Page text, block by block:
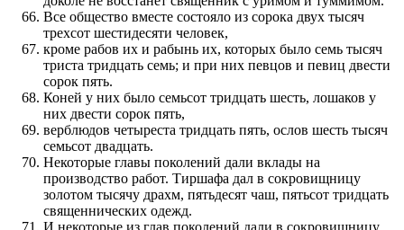
Все общество вместе состояло из сорока двух тысяч
трехсот шестидесяти человек,
кроме рабов их и рабынь их, которых было семь тысяч
триста тридцать семь; и при них певцов и певиц двести
сорок пять.
Коней у них было семьсот тридцать шесть, лошаков у
них двести сорок пять,
верблюдов четыреста тридцать пять, ослов шесть тысяч
семьсот двадцать.
Некоторые главы поколений дали вклады на
производство работ. Тиршафа дал в сокровищницу
золотом тысячу драхм, пятьдесят чаш, пятьсот тридцать
священнических одежд.
И некоторые из глав поколений дали в сокровищницу